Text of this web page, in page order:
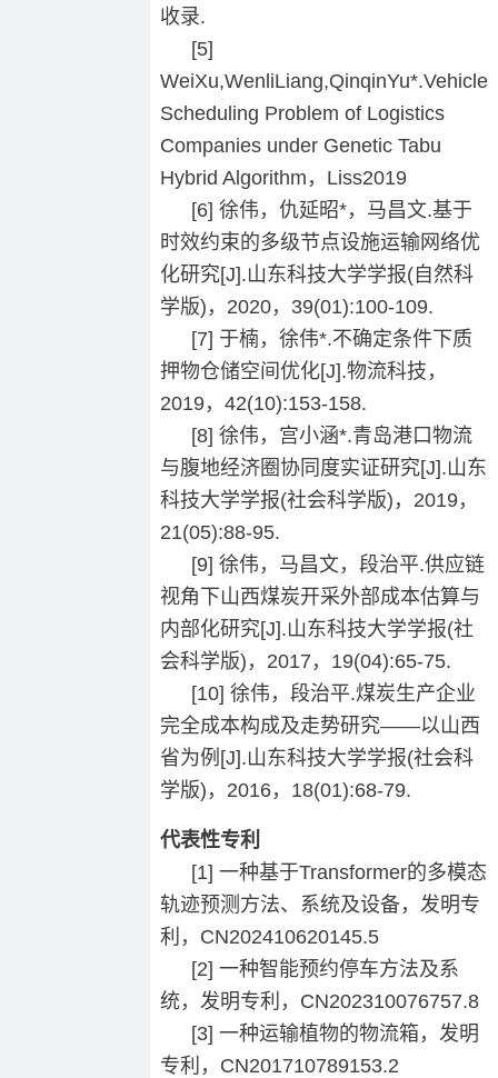
收录.
[5]
WeiXu,WenliLiang,QinqinYu*.Vehicle
Scheduling Problem of Logistics
Companies under Genetic Tabu
Hybrid Algorithm，Liss2019
[6] 徐伟，仇延昭*，马昌文.基于
时效约束的多级节点设施运输网络优
化研究[J].山东科技大学学报(自然科
学版)，2020，39(01):100-109.
[7] 于楠，徐伟*.不确定条件下质
押物仓储空间优化[J].物流科技，
2019，42(10):153-158.
[8] 徐伟，宫小涵*.青岛港口物流
与腹地经济圈协同度实证研究[J].山东
科技大学学报(社会科学版)，2019，
21(05):88-95.
[9] 徐伟，马昌文，段治平.供应链
视角下山西煤炭开采外部成本估算与
内部化研究[J].山东科技大学学报(社
会科学版)，2017，19(04):65-75.
[10] 徐伟，段治平.煤炭生产企业
完全成本构成及走势研究——以山西
省为例[J].山东科技大学学报(社会科
学版)，2016，18(01):68-79.
代表性专利
[1] 一种基于Transformer的多模态
轨迹预测方法、系统及设备，发明专
利，CN202410620145.5
[2] 一种智能预约停车方法及系
统，发明专利，CN202310076757.8
[3] 一种运输植物的物流箱，发明
专利，CN201710789153.2